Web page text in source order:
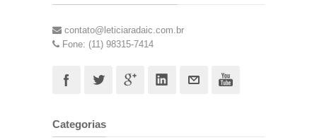
contato@leticiaradaic.com.br
Fone: (11) 98315-7414
Categorias